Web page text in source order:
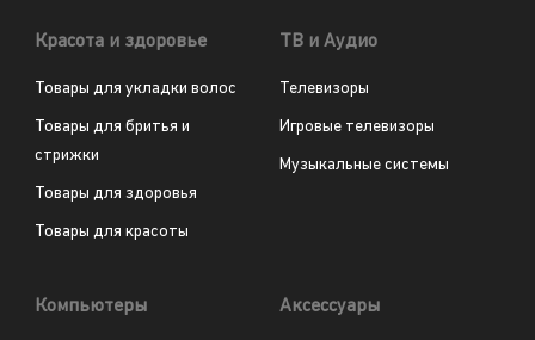
Красота и здоровье
Товары для укладки волос
Товары для бритья и
стрижки
Товары для здоровья
Товары для красоты
ТВ и Аудио
Телевизоры
Игровые телевизоры
Музыкальные системы
Компьютеры Аксессуары